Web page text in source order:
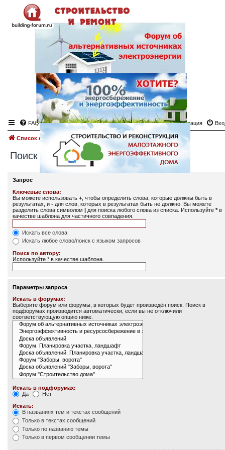
FAQ Регистрация
Список форумов Поиск
Поиск
Запрос
Ключевые слова:
Вы можете использовать + , чтобы определить слова, которые должны быть в
результатах, и - для слов, которых в результатах быть не должно. Вы можете
разделить слова символом | для поиска любого слова из списка. Используйте *в
качестве шаблона для частичного совпадения.
Искать все слова
Искать любое слово/поиск с языком запросов
Поиск по автору:
Используйте * в качестве шаблона.
Параметры запроса
Искать в форумах:
Выберите форум или форумы, в которых будет произведён поиск. Поиск в
подфорумах производится автоматически, если вы не отключили
соответствующую опцию ниже.
Искать в подфорумах:
Да
Нет
Искать:
В названиях тем и текстах сообщений
Только в текстах сообщений
Только по названию темы
Только в первом сообщении темы